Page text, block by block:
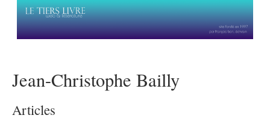
Jean-Christophe Bailly
Articles